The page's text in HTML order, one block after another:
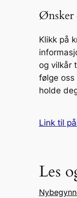
Ønsker
Klikk på
og vilkår
følge oss
holde
Link til
Les